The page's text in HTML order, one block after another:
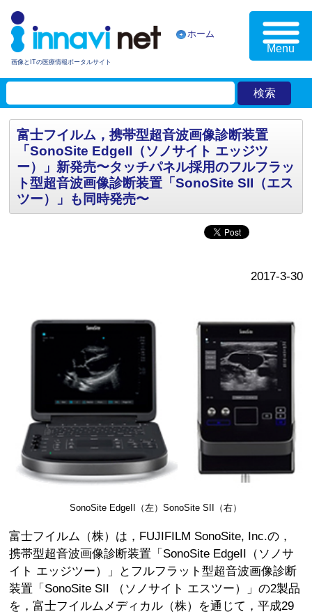
画像とITの医療情報ポータルサイト
ホーム
Menu
富士フイルム，携帯型超音波画像診断装置
「SonoSite EdgeII（ソノサイト エッジツ
ー）」新発売〜タッチパネル採用のフルフラッ
ト型超音波画像診断装置「SonoSite SII（エス
ツー）」も同時発売〜
2017-3-30
SonoSite EdgeII（左）SonoSite SII（右）
富士フイルム（株）は，FUJIFILM SonoSite, Inc.の，
携帯型超音波画像診断装置「SonoSite EdgeII（ソノサ
イト エッジツー）」とフルフラット型超音波画像診断
装置「SonoSite SII （ソノサイト エスツー）」の2製品
を，富士フイルムメディカル（株）を通じて，平成29